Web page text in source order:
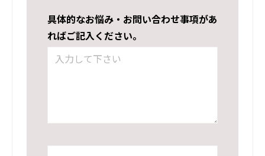
具体的なお悩み・お問い合わせ事項があ
ればご記入ください。